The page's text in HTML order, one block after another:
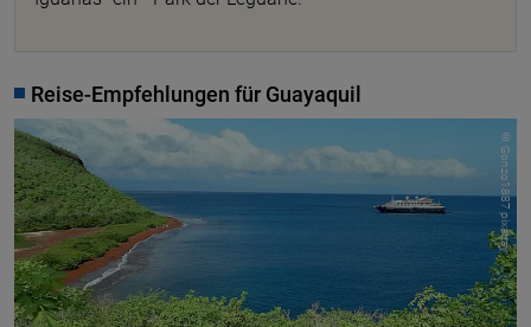
Reise-Empfehlungen für Guayaquil
© Gonzo1887 pixabay